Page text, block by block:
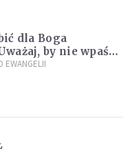
dla Boga
by nie wpaść
EWANGELII